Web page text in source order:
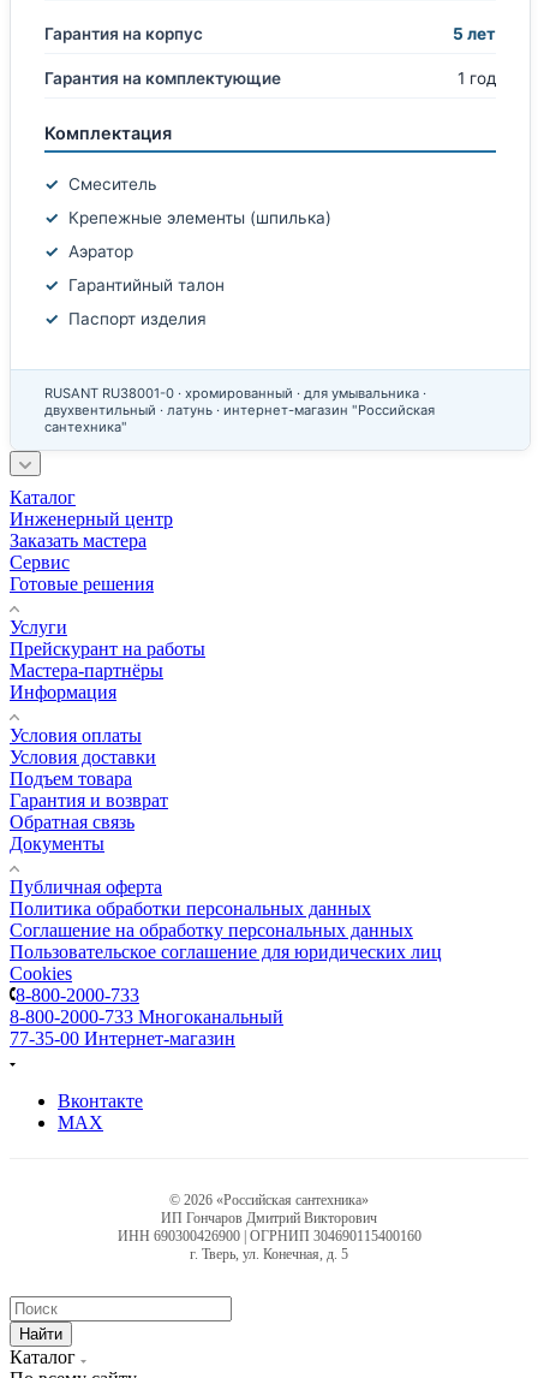
Гарантия на корпус 5 лет
Гарантия на комплектующие 1 год
Комплектация
Смеситель
Крепежные элементы (шпилька)
Аэратор
Гарантийный талон
Паспорт изделия
RUSANT RU38001-0 · хромированный · для умывальника ·
двухвентильный · латунь · интернет-магазин "Российская
сантехника"
Каталог
Инженерный центр
Заказать мастера
Сервис
Готовые решения
Услуги
Прейскурант на работы
Мастера-партнёры
Информация
Условия оплаты
Условия доставки
Подъем товара
Гарантия и возврат
Обратная связь
Документы
Публичная оферта
Политика обработки персональных данных
Соглашение на обработку персональных данных
Пользовательское соглашение для юридических лиц
Cookies
8-800-2000-733
8-800-2000-733 Многоканальный
77-35-00 Интернет-магазин
Вконтакте
MAX
© 2026 «Российская сантехника»
ИП Гончаров Дмитрий Викторович
ИНН 690300426900 | ОГРНИП 304690115400160
г. Тверь, ул. Конечная, д. 5
Найти
Каталог